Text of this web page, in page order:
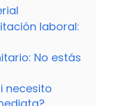
laboral:
No estás
necesito